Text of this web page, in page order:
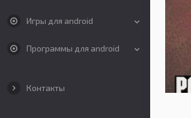
Игры для android
Программы для android
Контакты